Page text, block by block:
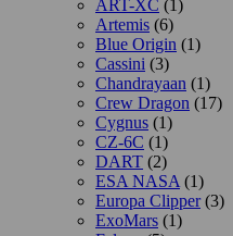
ART-XC (1)
Artemis (6)
Blue Origin (1)
Cassini (3)
Chandrayaan (1)
Crew Dragon (17)
Cygnus (1)
CZ-6C (1)
DART (2)
ESA NASA (1)
Europa Clipper(3)
ExoMars (1)